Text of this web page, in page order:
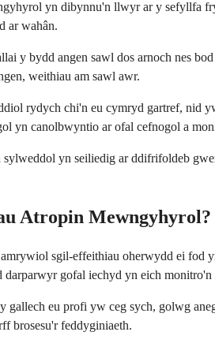
yn dibynnu'n llwyr ar y sefyllfa
ar wahân.
y bydd angen sawl dos arnoch nes
weithiau am sawl awr.
rydych chi'n eu cymryd gartref, nid
yn canolbwyntio ar ofal cefnogol a
sylweddol yn seiliedig ar ddifrifoldeb
Atropin Mewngyhyrol?
sgil-effeithiau oherwydd ei fod
gofal iechyd yn eich
eu profi yw ceg sych, golwg
brosesu'r feddyginiaeth.